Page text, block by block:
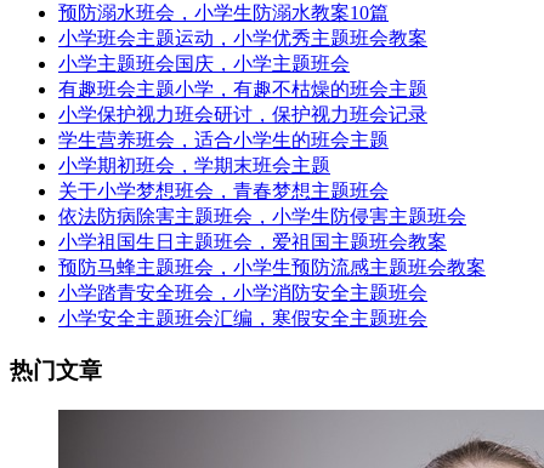
预防溺水班会，小学生防溺水教案10篇
小学班会主题运动，小学优秀主题班会教案
小学主题班会国庆，小学主题班会
有趣班会主题小学，有趣不枯燥的班会主题
小学保护视力班会研讨，保护视力班会记录
学生营养班会，适合小学生的班会主题
小学期初班会，学期末班会主题
关于小学梦想班会，青春梦想主题班会
依法防病除害主题班会，小学生防侵害主题班会
小学祖国生日主题班会，爱祖国主题班会教案
预防马蜂主题班会，小学生预防流感主题班会教案
小学踏青安全班会，小学消防安全主题班会
小学安全主题班会汇编，寒假安全主题班会
热门文章